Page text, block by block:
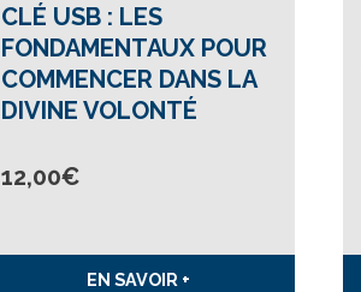
CLÉ USB : LES
FONDAMENTAUX POUR
COMMENCER DANS LA
DIVINE VOLONTÉ
12,00€
EN SAVOIR +